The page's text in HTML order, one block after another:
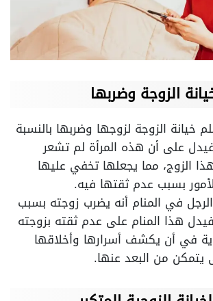
الزوجة وضربها
خيانة الزوجة لزوجها وضربها بالنسبة
فيدل على أن هذه المرأة لم تشعر
الزوج، مما يجعلها تخفي عليها
بسبب عدم ثقتها فيه.
الرجل في المنام أنه يضرب زوجته بسبب
هذا المنام على عدم ثقته بزوجته
في أن يكشف أسرارها وأخلاقها
يتمكن من البعد عنها.